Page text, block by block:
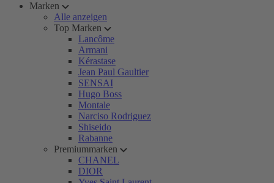
Marken
Alle anzeigen
Top Marken
Lancôme
Armani
Kérastase
Jean Paul Gaultier
SENSAI
Hugo Boss
Montale
Narciso Rodriguez
Shiseido
Rabanne
Premiummarken
CHANEL
DIOR